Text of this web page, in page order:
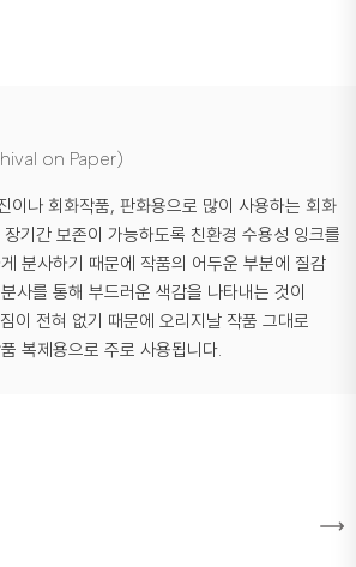
on Paper)
이나 회화작품, 판화용으로 많이 사용하는 회화
기간 보존이 가능하도록 친환경 수용성 잉크를
분사하기 때문에 작품의 어두운 부분에 질감
사를 통해 부드러운 색감을 나타내는 것이
이 전혀 없기 때문에 오리지날 작품 그대로
복제용으로 주로 사용됩니다.